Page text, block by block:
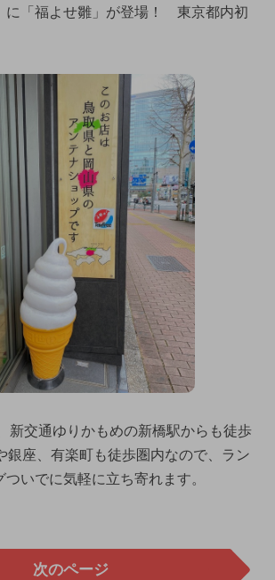
に「福よせ雛」が登場！ 東京都内初
新交通ゆりかもめの新橋駅からも徒歩
銀座、有楽町も徒歩圏内なので、ラン
いでに気軽に立ち寄れます。
次のページ